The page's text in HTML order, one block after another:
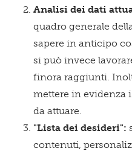
Analisi dei dati
quadro generale
sapere in anticipo
si può invece
finora raggiunti.
mettere in evidenza
da attuare.
"Lista dei desideri":
contenuti,